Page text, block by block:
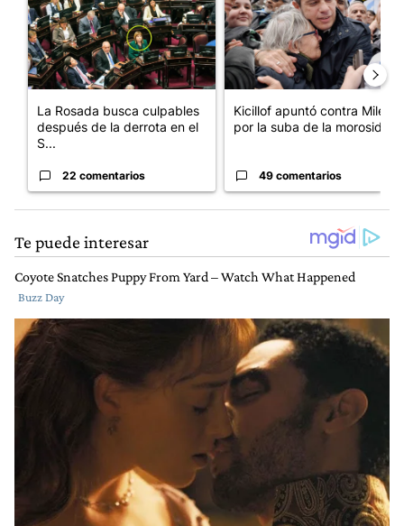
La Rosada busca culpables
después de la derrota en el
S...
22 comentarios
Kicillof apuntó contra Milei
por la suba de la morosida...
49 comentarios